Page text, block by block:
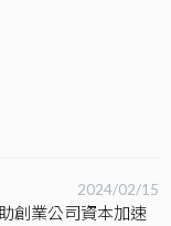
2024/02/15
創業公司資本加速